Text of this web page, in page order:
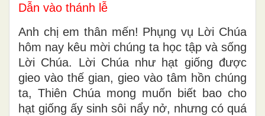
Dẫn vào thánh lễ
Anh chị em thân mến! Phụng vụ Lời Chúa
hôm nay kêu mời chúng ta học tập và sống
Lời Chúa. Lời Chúa như hạt giống được
gieo vào thế gian, gieo vào tâm hồn chúng
ta, Thiên Chúa mong muốn biết bao cho
hạt giống ấy sinh sôi nẩy nở, nhưng có quá